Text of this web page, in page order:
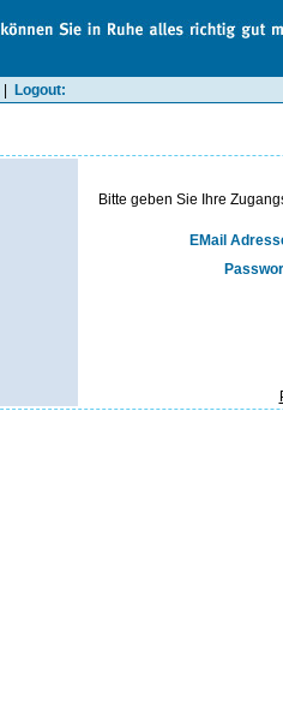
Logout:
Bitte geben Sie Ihre
EMail